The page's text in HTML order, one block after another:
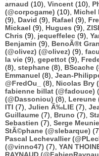
arnaud (10), Vincent (10),
(@corpogame) (10), Michel
(9), David (9), Rafael (9),
Mickael (9), Hugues (9),
Chris (9), jequeffelec (9),
Benjamin (9), BenoÃ®t
(@olivez) (@olivez) (9),
la vie (9), gepettot (9),
(8), stephane (8), BScache
Emmanuel (8), Jean-
@FredOu_
(8), Nicolas Bry
fabienne billat (@fadouce)
(@Dassoniou) (8), Lereune
ITI (7), Julien Ã‰LIE (7),
Guillaume (7), Bruno (7),
Sebastien (7), Serge
StÃ©phane (@slebarque)
Pascal Lechevallier
(@vinno47) (7), YAN